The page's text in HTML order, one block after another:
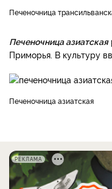
Печеночница
Печеночница азиатская
Приморья. В культуру
Печеночница азиатская
РЕКЛАМА